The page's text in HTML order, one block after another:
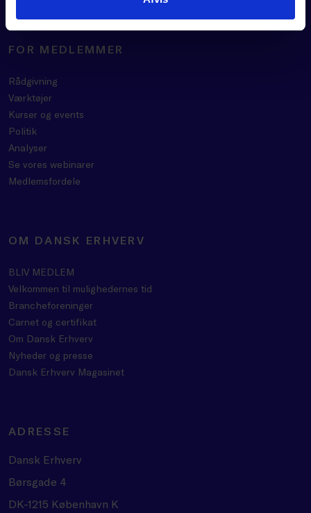
FOR MEDLEMMER
Rådgivning
Værktøjer
Kurser og events
Politik
Analyser
Se vores webinarer
Medlemsfordele
OM DANSK ERHVERV
BLIV MEDLEM
Velkommen til mulighedernes tid
Brancheforeninger
Carnet og certifikat
Om Dansk Erhverv
Nyheder og presse
Dansk Erhverv Magasinet
ADRESSE
Dansk Erhverv
Børsgade 4
DK-1215 København K